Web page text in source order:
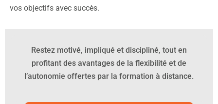
vos objectifs avec succès.
Restez motivé, impliqué et discipliné, tout en
profitant des avantages de la flexibilité et de
l’autonomie offertes par la formation à distance.